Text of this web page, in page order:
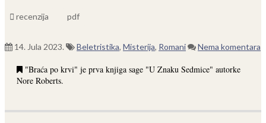
recenzija pdf
14. Jula 2023. Beletristika, Misterija, Romani Nema komentara
"Braća po krvi" je prva knjiga sage "U Znaku Sedmice" autorke
Nore Roberts.